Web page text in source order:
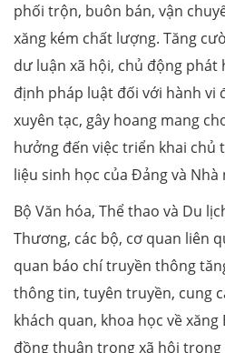
phối trộn, buôn bán, vận
xăng kém chất lượng. Tăng
dư luận xã hội, chủ động phát
định pháp luật đối với hành vi
xuyên tạc, gây hoang mang
hưởng đến việc triển khai chủ
liệu sinh học của Đảng và Nhà
Bộ Văn hóa, Thể thao và Du
Thương, các bộ, cơ quan liên
quan báo chí truyền thông
thông tin, tuyên truyền, cung
khách quan, khoa học về
đồng thuận trong xã hội